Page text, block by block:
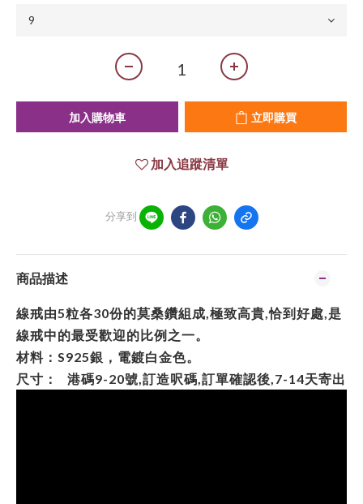
加入購物車 立即購買
加入追蹤清單
分享到
商品描述
線戒由5粒各30份的莫桑鑽組成,極致高貴,恰到好處,是
線戒中的最受歡迎的比例之一。
材料：S925銀，電鍍白金色。
尺寸： 港碼9-20號,訂造呎碼,訂單確認後,7-14天寄出